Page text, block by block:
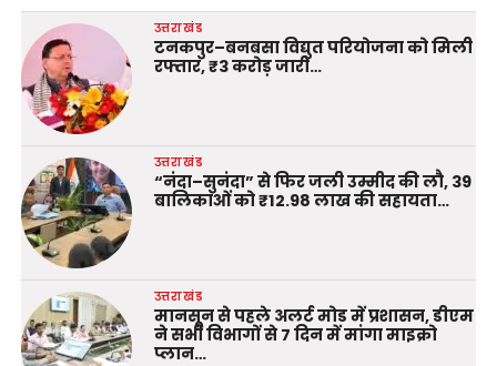
उत्तराखंड
टनकपुर–बनबसा विद्युत परियोजना को मिली
रफ्तार, ₹3 करोड़ जारी…
उत्तराखंड
“नंदा–सुनंदा” से फिर जली उम्मीद की लौ, 39
बालिकाओं को ₹12.98 लाख की सहायता…
उत्तराखंड
मानसून से पहले अलर्ट मोड में प्रशासन, डीएम
ने सभी विभागों से 7 दिन में मांगा माइक्रो
प्लान…